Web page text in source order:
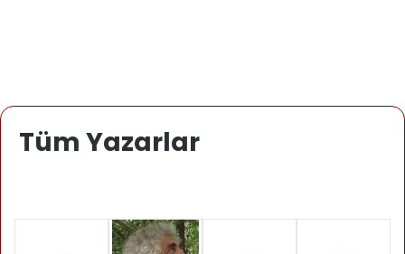
Tüm Yazarlar